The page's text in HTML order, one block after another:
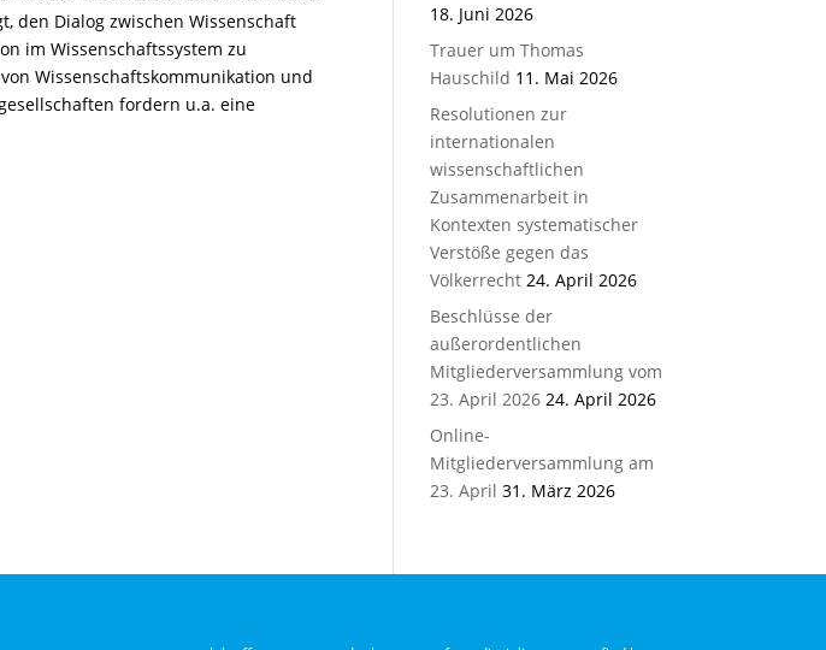
den Dialog zwischen Wissenschaft
im Wissenschaftssystem zu
Wissenschaftskommunikation und
fordern u.a. eine
18. Juni 2026
Trauer um Thomas
Hauschild 11. Mai 2026
Resolutionen zur
internationalen
wissenschaftlichen
Zusammenarbeit in
Kontexten systematischer
Verstöße gegen das
Völkerrecht 24. April 2026
Beschlüsse der
außerordentlichen
Mitgliederversammlung vom
23. April 2026 24. April 2026
Online-
Mitgliederversammlung am
23. April 31. März 2026